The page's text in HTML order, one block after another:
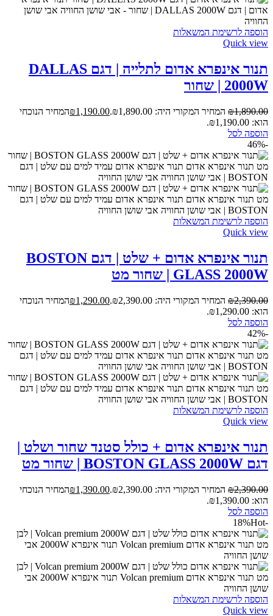
הוספה לרשימת המשאלות
Quick view
תנור אינפרא אדום לתלייה | דגם DALLAS
2000W | שחור
₪1,890.00 המחיר המקורי היה: ₪1,890.00. ₪1,190.00
המחיר הנוכחי
הוא: ₪1,190.00.
הוספה לסל
-46%
הוספה לרשימת המשאלות
Quick view
תנור אינפרא אדום + שלט | דגם BOSTON
GLASS 2000W | שחור מט
₪2,390.00 המחיר המקורי היה: ₪2,390.00. ₪1,290.00
המחיר הנוכחי
הוא: ₪1,290.00.
הוספה לסל
-42%
הוספה לרשימת המשאלות
Quick view
תנור אינפרא אדום + כולל סטנד שחור ושלט |
דגם BOSTON GLASS 2000W | שחור מט
₪2,390.00 המחיר המקורי היה: ₪2,390.00. ₪1,390.00
המחיר הנוכחי
הוא: ₪1,390.00.
הוספה לסל
-18%
Hot
הוספה לרשימת המשאלות
Quick view